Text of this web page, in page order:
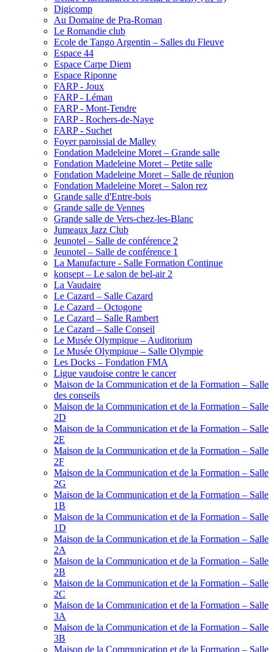
Digicomp
Au Domaine de Pra-Roman
Le Romandie club
Ecole de Tango Argentin – Salles du Fleuve
Espace 44
Espace Carpe Diem
Espace Riponne
FARP - Joux
FARP - Léman
FARP - Mont-Tendre
FARP - Rochers-de-Naye
FARP - Suchet
Foyer paroissial de Malley
Fondation Madeleine Moret – Grande salle
Fondation Madeleine Moret – Petite salle
Fondation Madeleine Moret – Salle de réunion
Fondation Madeleine Moret – Salon rez
Grande salle d'Entre-bois
Grande salle de Vennes
Grande salle de Vers-chez-les-Blanc
Jumeaux Jazz Club
Jeunotel – Salle de conférence 2
Jeunotel – Salle de conférence 1
La Manufacture - Salle Formation Continue
konsept – Le salon de bel-air 2
La Vaudaire
Le Cazard – Salle Cazard
Le Cazard – Octogone
Le Cazard – Salle Rambert
Le Cazard – Salle Conseil
Le Musée Olympique – Auditorium
Le Musée Olympique – Salle Olympie
Les Docks – Fondation FMA
Ligue vaudoise contre le cancer
Maison de la Communication et de la Formation – Salle
des conseils
Maison de la Communication et de la Formation – Salle
2D
Maison de la Communication et de la Formation – Salle
2E
Maison de la Communication et de la Formation – Salle
2F
Maison de la Communication et de la Formation – Salle
2G
Maison de la Communication et de la Formation – Salle
1B
Maison de la Communication et de la Formation – Salle
1D
Maison de la Communication et de la Formation – Salle
2A
Maison de la Communication et de la Formation – Salle
2B
Maison de la Communication et de la Formation – Salle
2C
Maison de la Communication et de la Formation – Salle
3A
Maison de la Communication et de la Formation – Salle
3B
Maison de la Communication et de la Formation – Salle